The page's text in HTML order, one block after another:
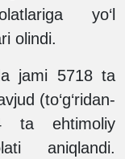
yo‘l
olindi.
jami 5718 ta
(to‘g‘ridan-
ta ehtimoliy
aniqlandi.